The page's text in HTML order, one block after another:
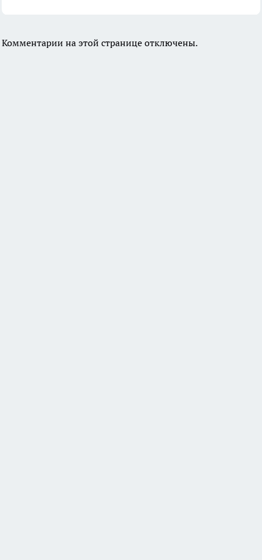
Комментарии на этой странице отключены.